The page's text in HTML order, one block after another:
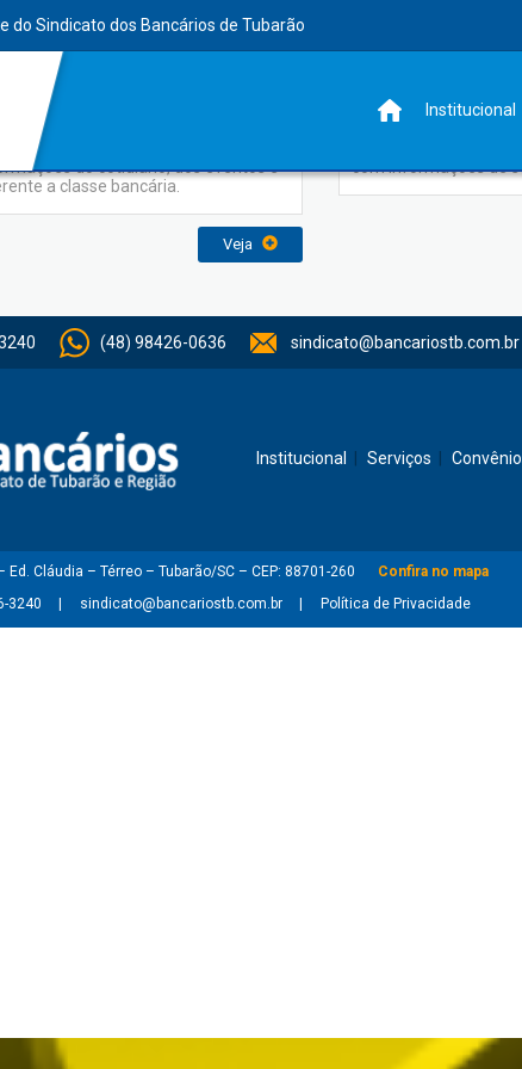
do Sindicato dos Bancários de Tubarão
Institucional
dos Bancários foi elaborado
do cotidiano, dos eventos e
a classe bancária.
Veja
com informações de
(48) 98426-0636 sindicato@bancariostb.com.br
Institucional Serviços
Ed. Cláudia – Térreo – Tubarão/SC – CEP: 88701-260
Confira no mapa
3240
sindicato@bancariostb.com.br Política de Privacidade